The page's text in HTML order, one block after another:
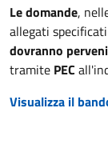
Le domande,
allegati
dovranno
tramite PEC
Visualizza il